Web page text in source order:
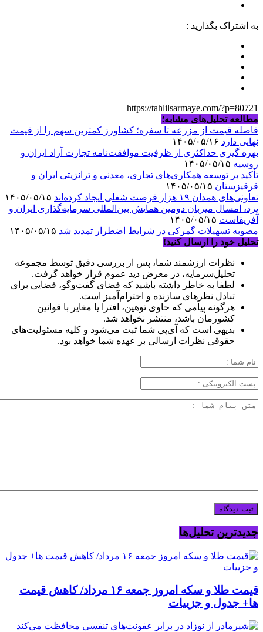
به اشتراک بگذارید :
https://tahlilsarmaye.com/?p=80721
مطالعه تحلیل‌های مشابه؛
فاصله قیمت از مزرعه تا سفره؛ کشاورز کمترین سهم را از قیمت
نهایی دارد
بهره گیری حداکثری از ظرفیت موافقت‌نامه تجارت آزاد ایران و
روسیه
تأکید بر توسعه همکاری‌های تجاری، معدنی و ترانزیتی ایران و
قرقیزستان
تعاونی‌های همدان ۱۹ هزار فرصت شغلی ایجاد کرده‌اند
یزد، امسال میزبان دومین همایش بین‌المللی سرمایه‌گذاری ایران و
آفریقاست
مصوبه تسهیلات گمرکی در شرایط اضطرار تمدید شد
تحلیل خود را ارسال کنید!
نظرات ارزشمند شما، پس از بررسی دقیق توسط مجموعه
تحلیل‌سرمایه، در معرض دید عموم قرار خواهد گرفت.
لطفا به خاطر داشته باشید که فضای گفت‌وگو، فضایی برای
تبادل نظرهای سازنده و احترام‌آمیز است.
هرگونه پیامی که حاوی توهین، افترا یا مغایر با قوانین
کشورمان باشد، منتشر نخواهد شد.
بدیهی است که آی‌پی شما ثبت می‌شود و کلیه مسئولیت‌های
حقوقی نظرات ارسالی بر عهده شما خواهد بود.
جدیدترین تحلیل‌ها
قیمت طلا و سکه امروز جمعه ۱۶ مرداد/ کاهش قیمت
ها+ جدول و جزییات